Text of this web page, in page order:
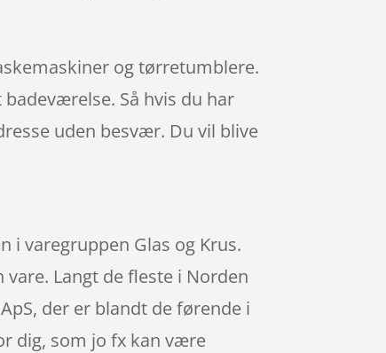
og tørretumblere.
Så hvis du har
uden besvær. Du vil blive
i varegruppen Glas og Krus.
Langt de fleste i Norden
der er blandt de førende i
dig, som jo fx kan være